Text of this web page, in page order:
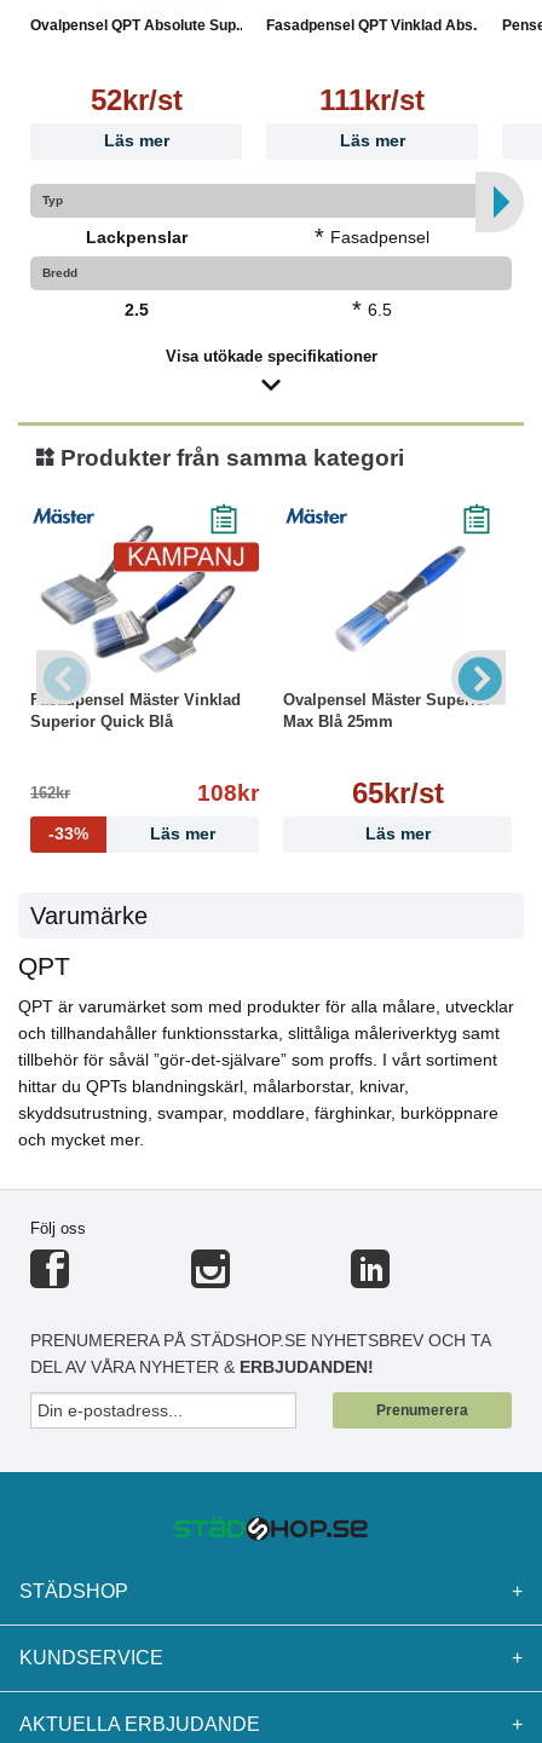
Ovalpensel QPT Absolute Sup...
52kr/st
Läs mer
Fasadpensel QPT Vinklad Abs...
111kr/st
Läs mer
Typ
Lackpenslar * Fasadpensel
Bredd
2.5 * 6.5
Visa utökade specifikationer
Produkter från samma kategori
Fasadpensel Mäster Vinklad
Superior Quick Blå
162kr 108kr
-33% Läs mer
Ovalpensel Mäster Superior
Max Blå 25mm
65kr/st
Läs mer
Varumärke
QPT
QPT är varumärket som med produkter för alla målare, utvecklar
och tillhandahåller funktionsstarka, slittåliga måleriverktyg samt
tillbehör för såväl ”gör-det-självare” som proffs. I vårt sortiment
hittar du QPTs blandningskärl, målarborstar, knivar,
skyddsutrustning, svampar, moddlare, färghinkar, burköppnare
och mycket mer.
Följ oss
PRENUMERERA PÅ STÄDSHOP.SE NYHETSBREV OCH TA
DEL AV VÅRA NYHETER & ERBJUDANDEN!
Prenumerera
STÄDSHOP +
KUNDSERVICE +
AKTUELLA ERBJUDANDE +